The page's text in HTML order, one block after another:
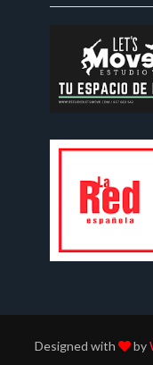
Designed with by